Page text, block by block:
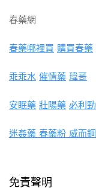
春藥網
春藥哪裡買 購買春藥
乖乖水 催情藥 瑋哥
安眠藥 壯陽藥 必利勁
迷姦藥 春藥粉 威而鋼
免責聲明